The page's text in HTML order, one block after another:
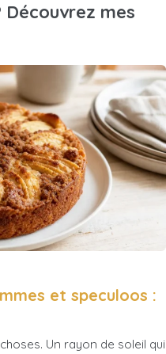
mes
et speculoos :
Un rayon de soleil qui